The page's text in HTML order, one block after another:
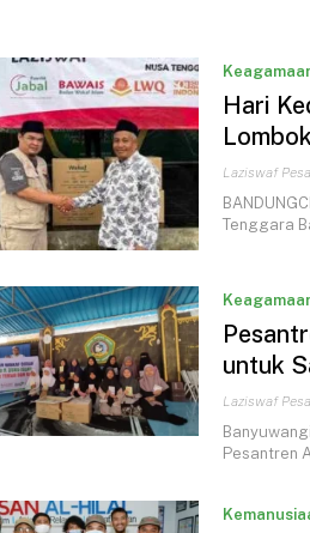
Hari
Laziswaf
Tenggara
untuk
Laziswaf
Pesantren